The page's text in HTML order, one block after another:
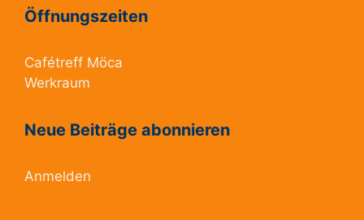
Öffnungszeiten
Cafétreff Möca
Werkraum
Neue Beiträge abonnieren
Anmelden